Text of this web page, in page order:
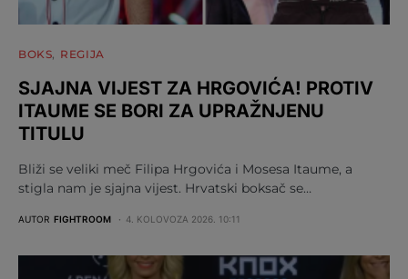
BOKS REGIJA
SJAJNA VIJEST ZA HRGOVIĆA! PROTIV
ITAUME SE BORI ZA UPRAŽNJENU
TITULU
Bliži se veliki meč Filipa Hrgovića i Mosesa Itaume, a
stigla nam je sjajna vijest. Hrvatski boksač se…
AUTOR FIGHTROOM 4. KOLOVOZA 2026. 10:11